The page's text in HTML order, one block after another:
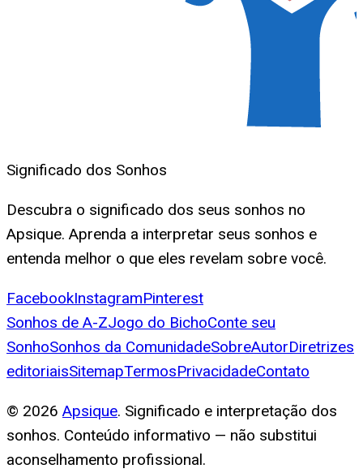
Significado dos Sonhos
Descubra o significado dos seus sonhos no
Apsique. Aprenda a interpretar seus sonhos e
entenda melhor o que eles revelam sobre você.
FacebookInstagramPinterest
Sonhos de A-ZJogo do BichoConte seu
SonhoSonhos da ComunidadeSobreAutorDiretrizes
editoriaisSitemapTermosPrivacidadeContato
© 2026 Apsique. Significado e interpretação dos
sonhos. Conteúdo informativo — não substitui
aconselhamento profissional.